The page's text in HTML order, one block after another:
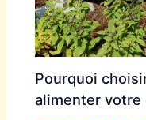
Pourquoi
alimenter votre